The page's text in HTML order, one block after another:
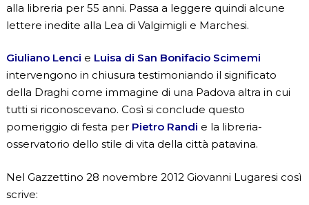
alla libreria per 55 anni. Passa a leggere quindi alcune
lettere inedite alla Lea di Valgimigli e Marchesi.
Giuliano Lenci e Luisa di San Bonifacio Scimemi
intervengono in chiusura testimoniando il significato
della Draghi come immagine di una Padova altra in cui
tutti si riconoscevano. Così si conclude questo
pomeriggio di festa per Pietro Randi e la libreria-
osservatorio dello stile di vita della città patavina.
Nel Gazzettino 28 novembre 2012 Giovanni Lugaresi così
scrive: